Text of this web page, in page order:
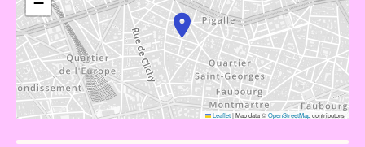
Leaflet|Map data ©OpenStreetMapcontributors